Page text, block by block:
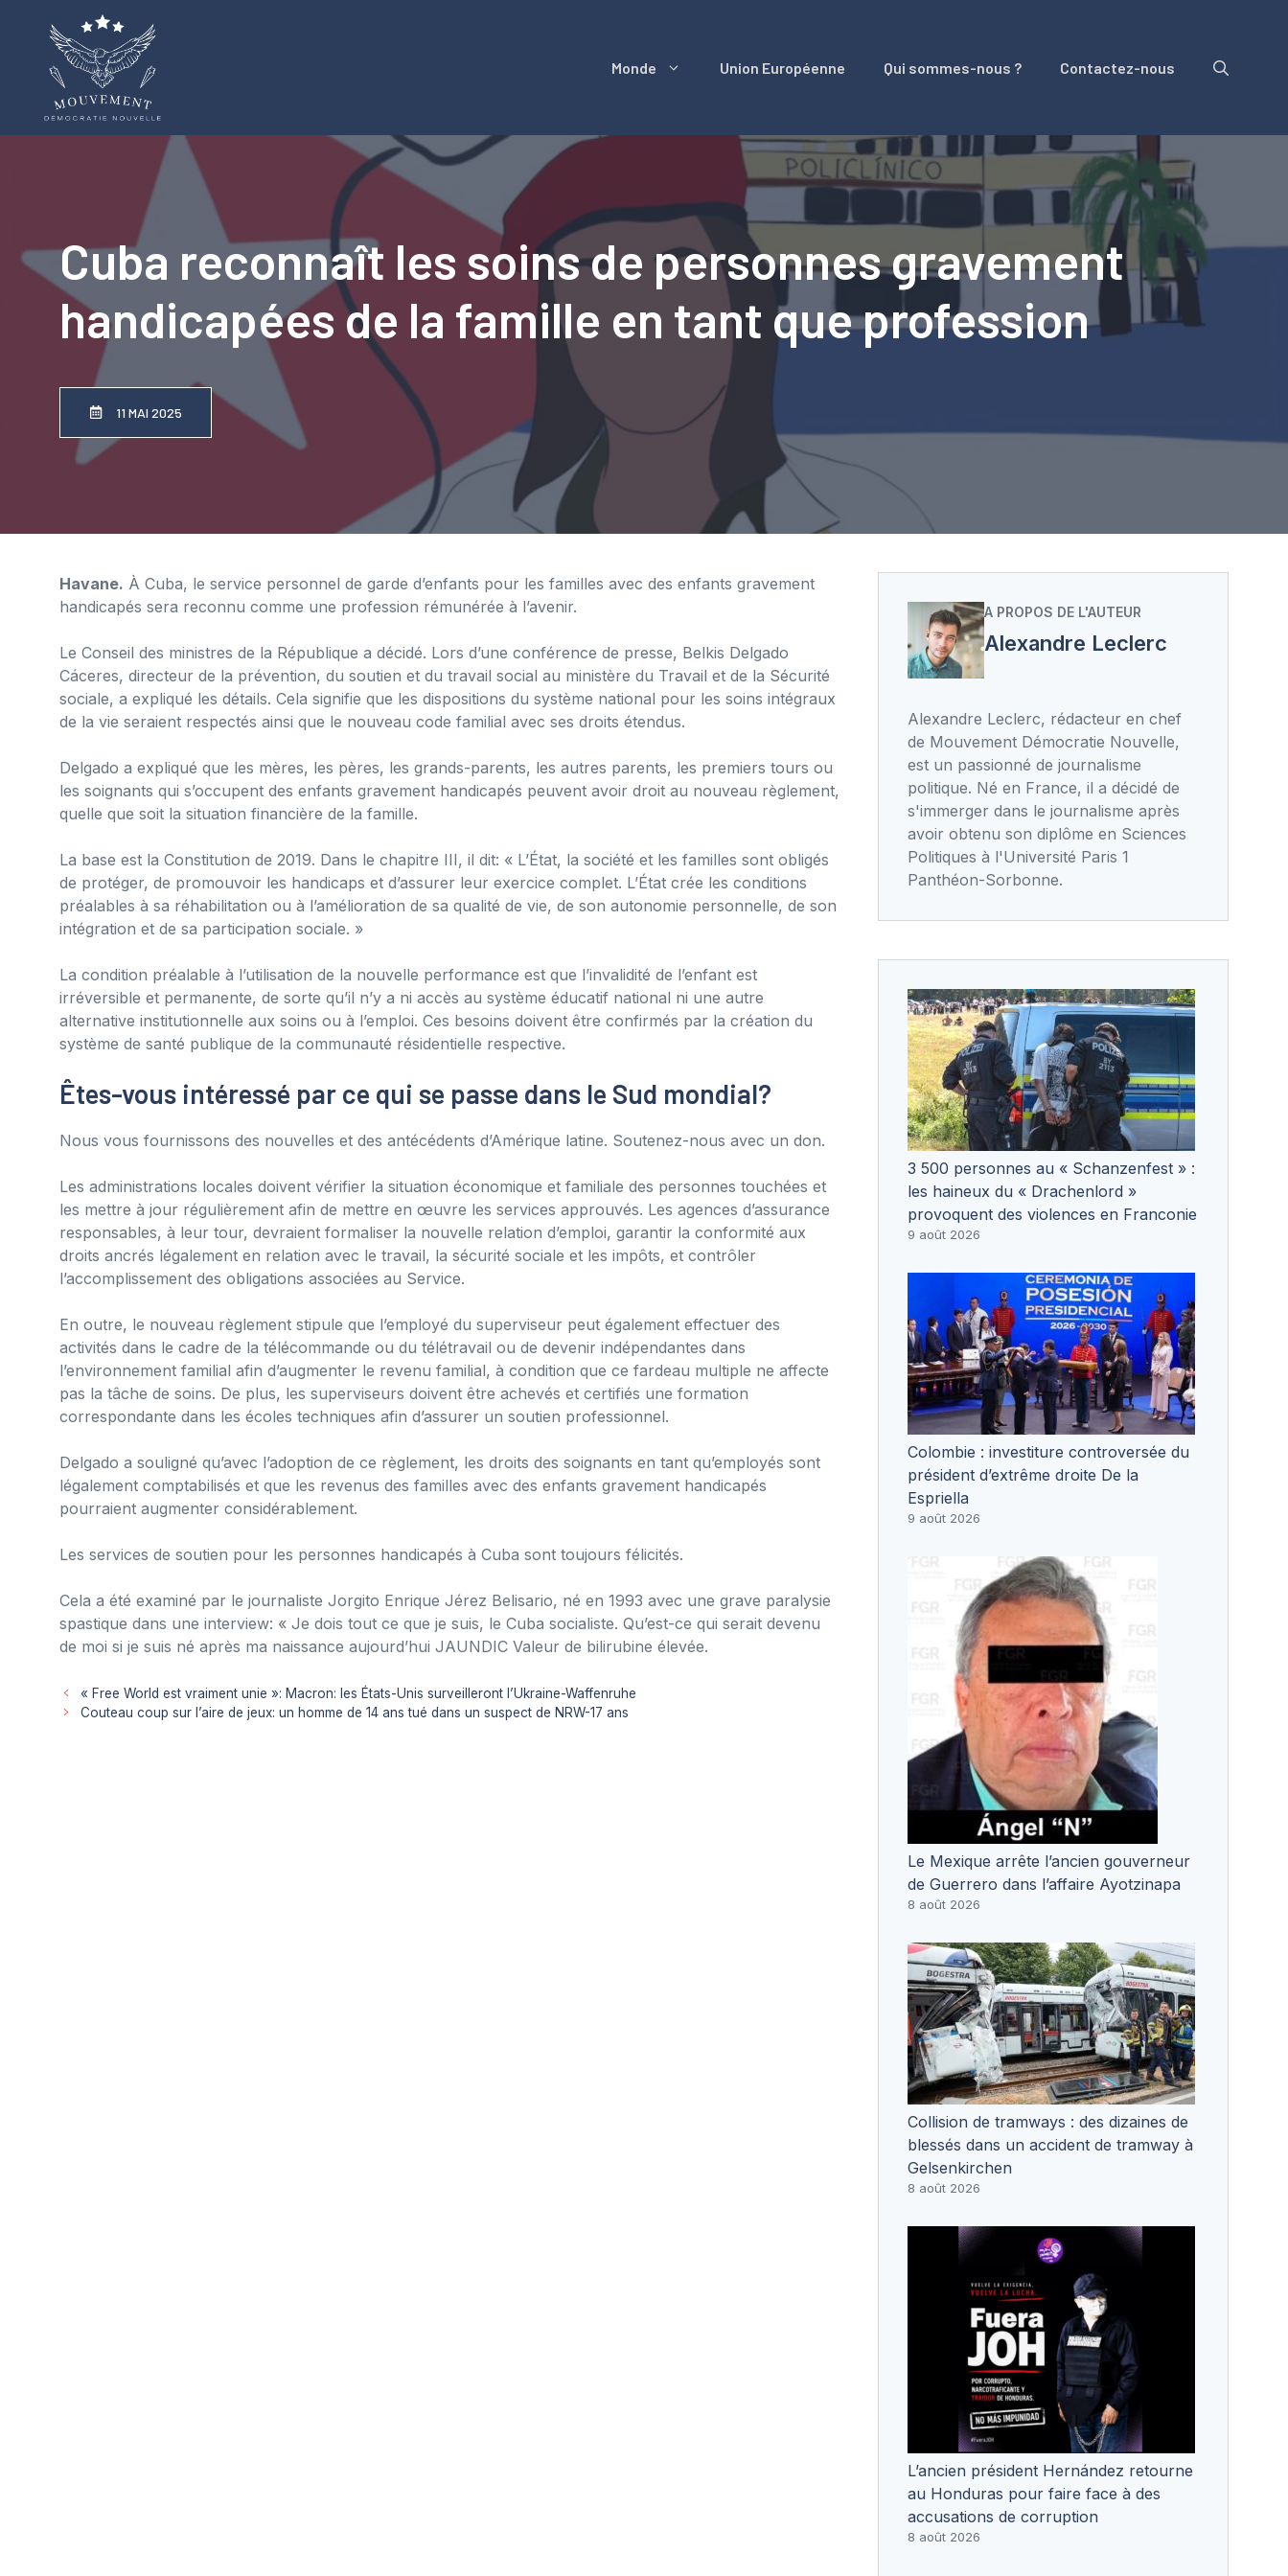
Monde Union Européenne Qui sommes-nous ? Contactez-nous
Cuba reconnaît les soins de personnes gravement
handicapées de la famille en tant que profession
11 MAI 2025
Havane. À Cuba, le service personnel de garde d’enfants pour les familles avec des enfants gravement
handicapés sera reconnu comme une profession rémunérée à l’avenir.
Le Conseil des ministres de la République a décidé. Lors d’une conférence de presse, Belkis Delgado
Cáceres, directeur de la prévention, du soutien et du travail social au ministère du Travail et de la Sécurité
sociale, a expliqué les détails. Cela signifie que les dispositions du système national pour les soins intégraux
de la vie seraient respectés ainsi que le nouveau code familial avec ses droits étendus.
Delgado a expliqué que les mères, les pères, les grands-parents, les autres parents, les premiers tours ou
les soignants qui s’occupent des enfants gravement handicapés peuvent avoir droit au nouveau règlement,
quelle que soit la situation financière de la famille.
La base est la Constitution de 2019. Dans le chapitre III, il dit: « L’État, la société et les familles sont obligés
de protéger, de promouvoir les handicaps et d’assurer leur exercice complet. L’État crée les conditions
préalables à sa réhabilitation ou à l’amélioration de sa qualité de vie, de son autonomie personnelle, de son
intégration et de sa participation sociale. »
La condition préalable à l’utilisation de la nouvelle performance est que l’invalidité de l’enfant est
irréversible et permanente, de sorte qu’il n’y a ni accès au système éducatif national ni une autre
alternative institutionnelle aux soins ou à l’emploi. Ces besoins doivent être confirmés par la création du
système de santé publique de la communauté résidentielle respective.
Êtes-vous intéressé par ce qui se passe dans le Sud mondial?
Nous vous fournissons des nouvelles et des antécédents d’Amérique latine. Soutenez-nous avec un don.
Les administrations locales doivent vérifier la situation économique et familiale des personnes touchées et
les mettre à jour régulièrement afin de mettre en œuvre les services approuvés. Les agences d’assurance
responsables, à leur tour, devraient formaliser la nouvelle relation d’emploi, garantir la conformité aux
droits ancrés légalement en relation avec le travail, la sécurité sociale et les impôts, et contrôler
l’accomplissement des obligations associées au Service.
En outre, le nouveau règlement stipule que l’employé du superviseur peut également effectuer des
activités dans le cadre de la télécommande ou du télétravail ou de devenir indépendantes dans
l’environnement familial afin d’augmenter le revenu familial, à condition que ce fardeau multiple ne affecte
pas la tâche de soins. De plus, les superviseurs doivent être achevés et certifiés une formation
correspondante dans les écoles techniques afin d’assurer un soutien professionnel.
Delgado a souligné qu’avec l’adoption de ce règlement, les droits des soignants en tant qu’employés sont
légalement comptabilisés et que les revenus des familles avec des enfants gravement handicapés
pourraient augmenter considérablement.
Les services de soutien pour les personnes handicapés à Cuba sont toujours félicités.
Cela a été examiné par le journaliste Jorgito Enrique Jérez Belisario, né en 1993 avec une grave paralysie
spastique dans une interview: « Je dois tout ce que je suis, le Cuba socialiste. Qu’est-ce qui serait devenu
de moi si je suis né après ma naissance aujourd’hui JAUNDIC Valeur de bilirubine élevée.
« Free World est vraiment unie »: Macron: les États-Unis surveilleront l’Ukraine-Waffenruhe
Couteau coup sur l’aire de jeux: un homme de 14 ans tué dans un suspect de NRW-17 ans
A PROPOS DE L'AUTEUR
Alexandre Leclerc
Alexandre Leclerc, rédacteur en chef
de Mouvement Démocratie Nouvelle,
est un passionné de journalisme
politique. Né en France, il a décidé de
s'immerger dans le journalisme après
avoir obtenu son diplôme en Sciences
Politiques à l'Université Paris 1
Panthéon-Sorbonne.
3 500 personnes au « Schanzenfest » :
les haineux du « Drachenlord »
provoquent des violences en Franconie
9 août 2026
Colombie : investiture controversée du
président d’extrême droite De la
Espriella
9 août 2026
Le Mexique arrête l’ancien gouverneur
de Guerrero dans l’affaire Ayotzinapa
8 août 2026
Collision de tramways : des dizaines de
blessés dans un accident de tramway à
Gelsenkirchen
8 août 2026
L’ancien président Hernández retourne
au Honduras pour faire face à des
accusations de corruption
8 août 2026